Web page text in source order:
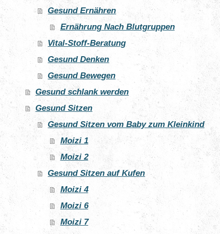
Gesund Ernähren
Ernährung Nach Blutgruppen
Vital-Stoff-Beratung
Gesund Denken
Gesund Bewegen
Gesund schlank werden
Gesund Sitzen
Gesund Sitzen vom Baby zum Kleinkind
Moizi 1
Moizi 2
Gesund Sitzen auf Kufen
Moizi 4
Moizi 6
Moizi 7